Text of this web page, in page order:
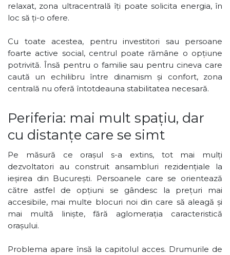
relaxat, zona ultracentrală îți poate solicita energia, în
loc să ți-o ofere.
Cu toate acestea, pentru investitori sau persoane
foarte active social, centrul poate rămâne o opțiune
potrivită. Însă pentru o familie sau pentru cineva care
caută un echilibru între dinamism și confort, zona
centrală nu oferă întotdeauna stabilitatea necesară.
Periferia: mai mult spațiu, dar
cu distanțe care se simt
Pe măsură ce orașul s-a extins, tot mai mulți
dezvoltatori au construit ansambluri rezidențiale la
ieșirea din București. Persoanele care se orientează
către astfel de opțiuni se gândesc la prețuri mai
accesibile, mai multe blocuri noi din care să aleagă și
mai multă liniște, fără aglomerația caracteristică
orașului.
Problema apare însă la capitolul acces. Drumurile de